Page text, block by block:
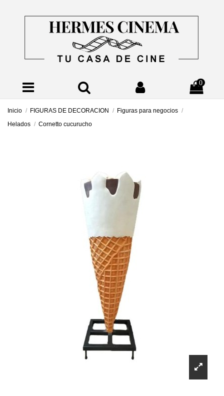
0
Inicio FIGURAS DE DECORACION
Figuras para negocios
Helados
Cornetto cucurucho